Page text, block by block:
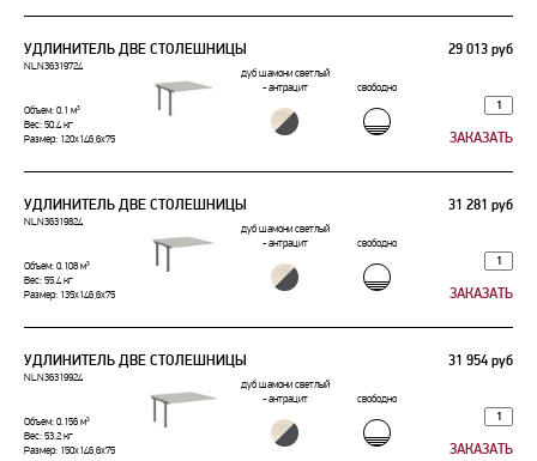
УДЛИНИТЕЛЬ ДВЕ СТОЛЕШНИЦЫ 29 013 руб
NLN36319724
дуб шамони светлый
- антрацит
свободно
Объем: 0.1 м³
Вес: 50.4 кг
Размер: 120x146,6x75
УДЛИНИТЕЛЬ ДВЕ СТОЛЕШНИЦЫ 31 281 руб
NLN36319824
дуб шамони светлый
- антрацит
свободно
Объем: 0.108 м³
Вес: 55.4 кг
Размер: 135x146,6x75
УДЛИНИТЕЛЬ ДВЕ СТОЛЕШНИЦЫ 31 954 руб
NLN36319924
дуб шамони светлый
- антрацит
свободно
Объем: 0.156 м³
Вес: 53.2 кг
Размер: 150x146,6x75